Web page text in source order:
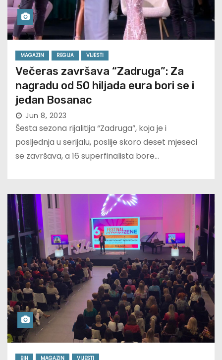
MAGAZIN REGIJA VIJESTI
Večeras završava “Zadruga”: Za
nagradu od 50 hiljada eura bori se i
jedan Bosanac
Jun 8, 2023
Šesta sezona rijalitija “Zadruga”, koja je i
posljednja u serijalu, poslije skoro deset mjeseci
se završava, a 16 superfinalista bore…
BIH MAGAZIN VIJESTI